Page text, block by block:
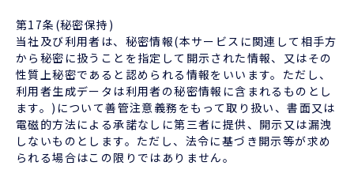
第17条(秘密保持)
当社及び利用者は、秘密情報(本サービスに関連して相手方
から秘密に扱うことを指定して開示された情報、又はその
性質上秘密であると認められる情報をいいます。ただし、
利用者生成データは利用者の秘密情報に含まれるものとし
ます。)について善管注意義務をもって取り扱い、書面又は
電磁的方法による承諾なしに第三者に提供、開示又は漏洩
しないものとします。ただし、法令に基づき開示等が求め
られる場合はこの限りではありません。